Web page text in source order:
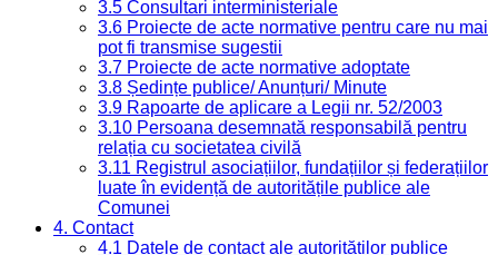
3.5 Consultari interministeriale
3.6 Proiecte de acte normative pentru care nu mai
pot fi transmise sugestii
3.7 Proiecte de acte normative adoptate
3.8 Ședințe publice/ Anunțuri/ Minute
3.9 Rapoarte de aplicare a Legii nr. 52/2003
3.10 Persoana desemnată responsabilă pentru
relația cu societatea civilă
3.11 Registrul asociațiilor, fundațiilor și federațiilor
luate în evidență de autoritățile publice ale
Comunei
4. Contact
4.1 Datele de contact ale autorităților publice